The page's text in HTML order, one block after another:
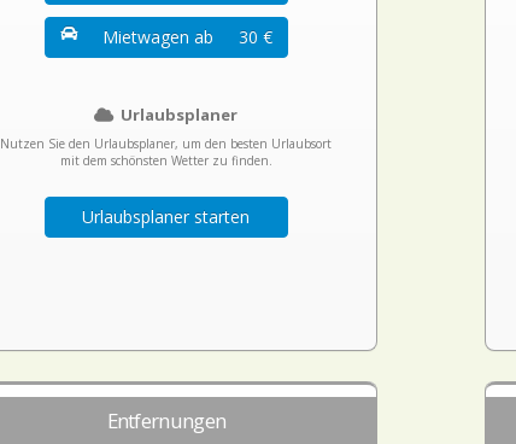
Mietwagen ab 30 €
Urlaubsplaner
Nutzen Sie den Urlaubsplaner, um den besten Urlaubsort
mit dem schönsten Wetter zu finden.
Urlaubsplaner starten
Entfernungen